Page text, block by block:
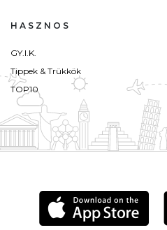
HASZNOS
GY.I.K.
Tippek & Trükkök
TOP10